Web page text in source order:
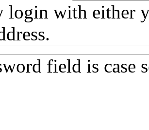
login with either
field is case